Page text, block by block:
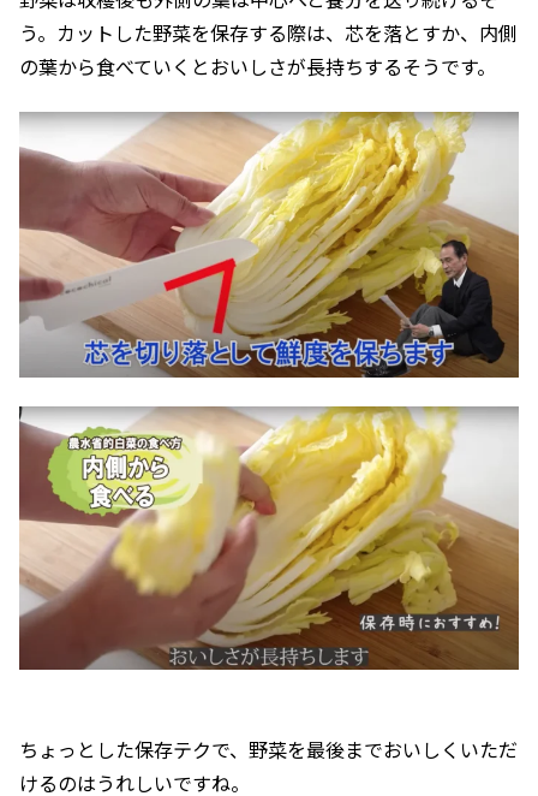
う。カットした野菜を保存する際は、芯を落とすか、内側
の葉から食べていくとおいしさが長持ちするそうです。
ちょっとした保存テクで、野菜を最後までおいしくいただ
けるのはうれしいですね。